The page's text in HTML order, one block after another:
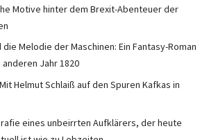
Motive hinter dem Brexit-Abenteuer der
Melodie der Maschinen: Ein Fantasy-Roman
Jahr 1820
Helmut Schlaiß auf den Spuren Kafkas in
eines unbeirrten Aufklärers, der heute